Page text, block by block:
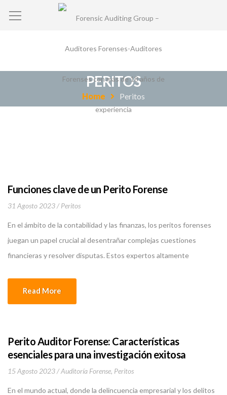
PERITOS
Home Peritos
Funciones clave de un Perito Forense
31 Agosto 2023 Peritos
En el ámbito de la contabilidad y las finanzas, los peritos forenses
juegan un papel crucial al desentrañar complejas cuestiones
financieras y resolver disputas. Estos expertos altamente
Read More
Perito Auditor Forense: Características
esenciales para una investigación exitosa
15 Agosto 2023 Auditoría Forense, Peritos
En el mundo actual, donde la delincuencia empresarial y los delitos